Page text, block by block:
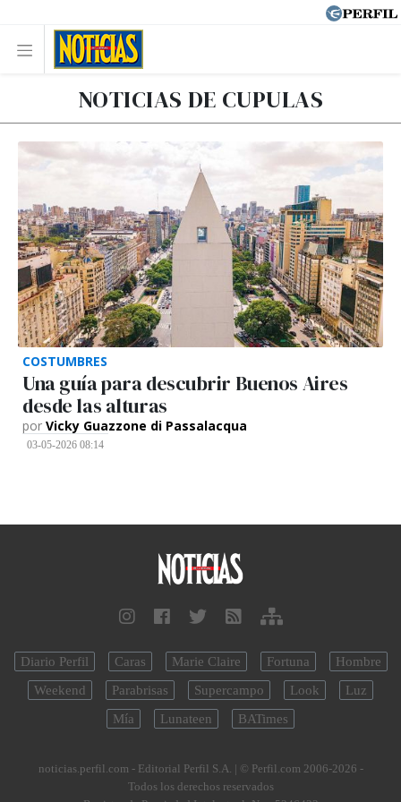
NOTICIAS DE CUPULAS
COSTUMBRES
Una guía para descubrir Buenos Aires
desde las alturas
por Vicky Guazzone di Passalacqua
03-05-2026 08:14
Diario Perfil Caras Marie Claire Fortuna
Hombre
Weekend
Parabrisas Supercampo Look
Luz
Mía
Lunateen BATimes
noticias.perfil.com - Editorial Perfil S.A. | © Perfil.com 2006-2026 -
Todos los derechos reservados